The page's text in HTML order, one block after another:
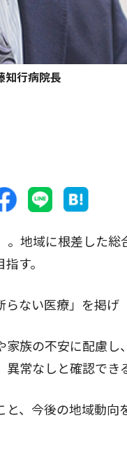
知行病院長
地域に根差した総
す。
らない医療」を掲げ
族の不安に配慮
常なしと確認でき
、今後の地域動向